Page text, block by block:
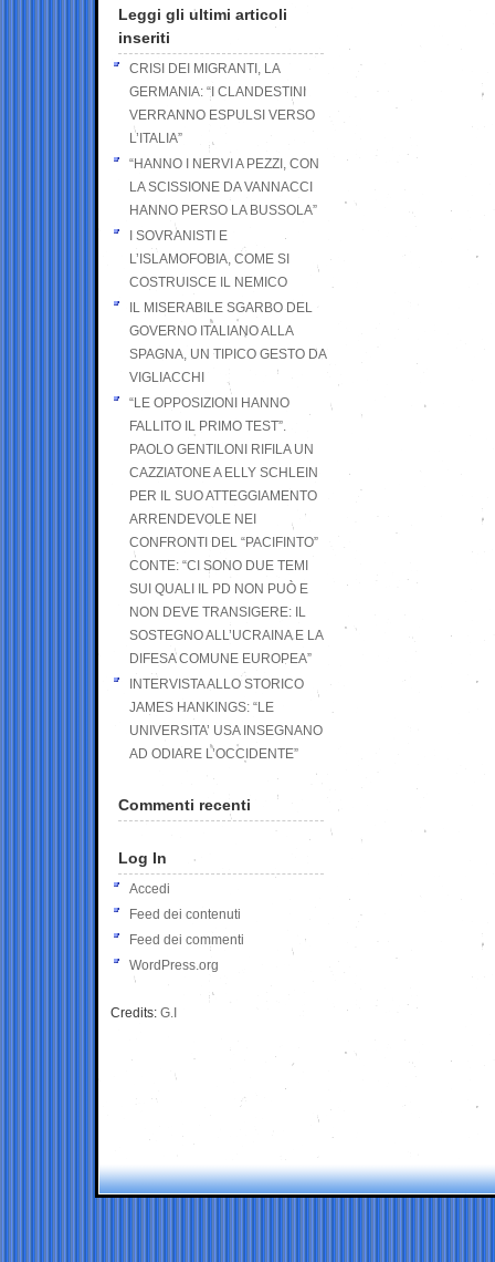
Leggi gli ultimi articoli
inseriti
CRISI DEI MIGRANTI, LA
GERMANIA: “I CLANDESTINI
VERRANNO ESPULSI VERSO
L’ITALIA”
“HANNO I NERVI A PEZZI, CON
LA SCISSIONE DA VANNACCI
HANNO PERSO LA BUSSOLA”
I SOVRANISTI E
L’ISLAMOFOBIA, COME SI
COSTRUISCE IL NEMICO
IL MISERABILE SGARBO DEL
GOVERNO ITALIANO ALLA
SPAGNA, UN TIPICO GESTO DA
VIGLIACCHI
“LE OPPOSIZIONI HANNO
FALLITO IL PRIMO TEST”.
PAOLO GENTILONI RIFILA UN
CAZZIATONE A ELLY SCHLEIN
PER IL SUO ATTEGGIAMENTO
ARRENDEVOLE NEI
CONFRONTI DEL “PACIFINTO”
CONTE: “CI SONO DUE TEMI
SUI QUALI IL PD NON PUÒ E
NON DEVE TRANSIGERE: IL
SOSTEGNO ALL’UCRAINA E LA
DIFESA COMUNE EUROPEA”
INTERVISTA ALLO STORICO
JAMES HANKINGS: “LE
UNIVERSITA’ USA INSEGNANO
AD ODIARE L’OCCIDENTE”
Commenti recenti
Log In
Accedi
Feed dei contenuti
Feed dei commenti
WordPress.org
Credits: G.I